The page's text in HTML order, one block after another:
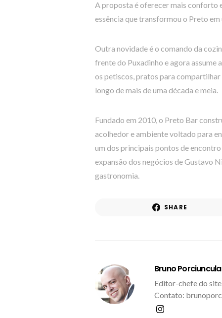
A proposta é oferecer mais conforto
essência que transformou o Preto
Outra novidade é o comando da
frente do Puxadinho e agora assume
os petiscos, pratos para
longo de mais de uma década e meia.
Fundado em 2010, o Preto Bar
acolhedor e ambiente voltado para
um dos principais pontos de
expansão dos negócios de Gustavo
gastronomia.
SHARE
Bruno Porciuncula
Editor-chefe do
Contato: